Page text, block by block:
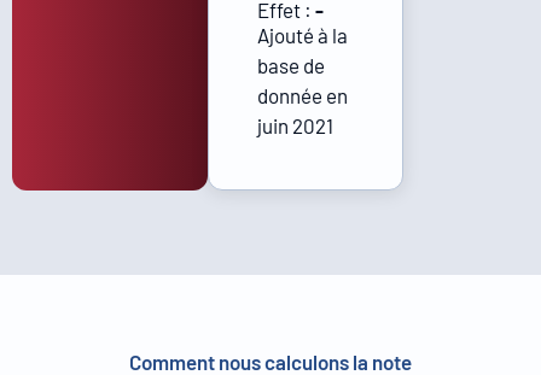
Effet : -
Ajouté à la
base de
donnée en
juin 2021
Comment nous calculons la note